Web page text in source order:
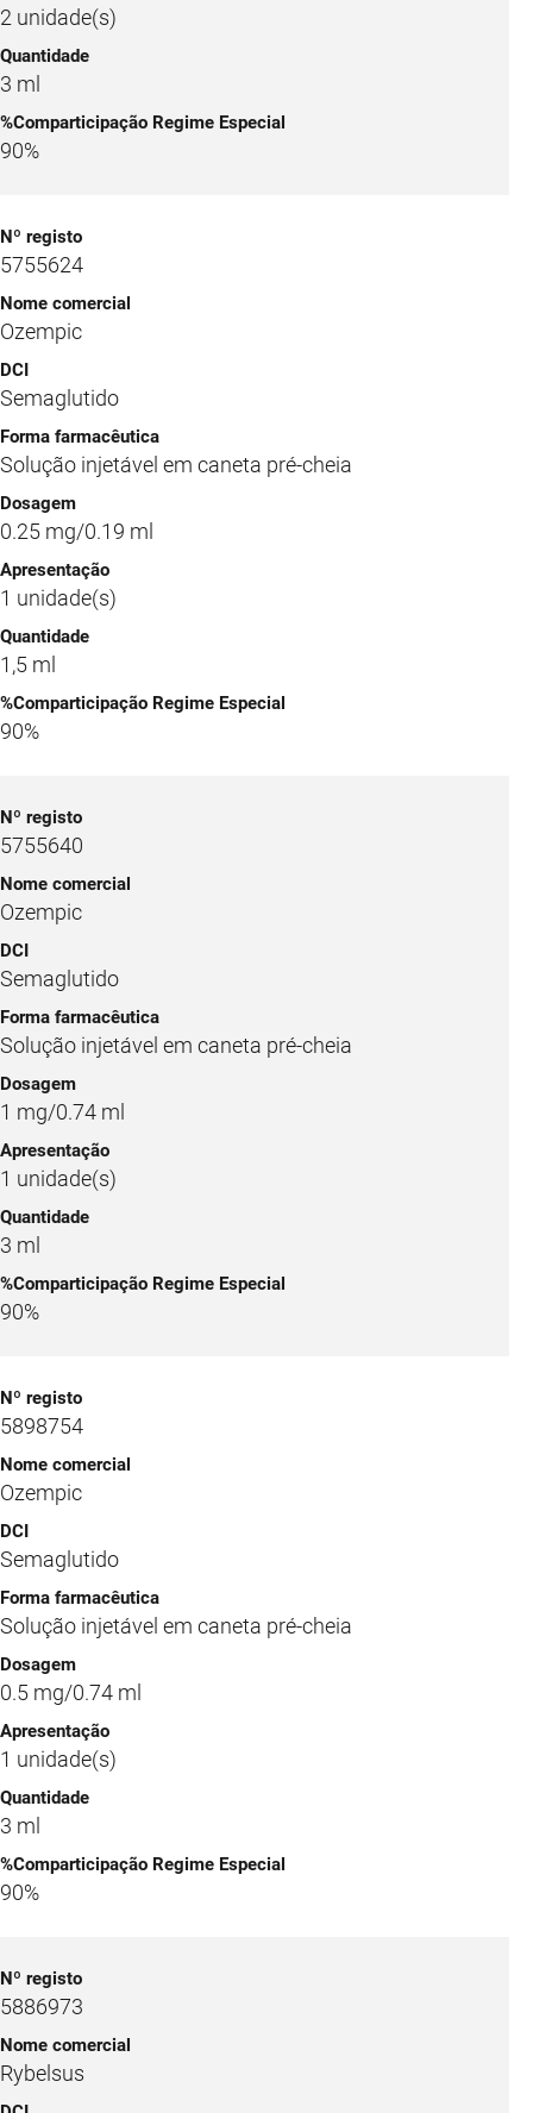
2 unidade(s)
3 ml
90%
5755624
Ozempic
Semaglutido
Solução injetável em caneta pré-cheia
0.25 mg/0.19 ml
1 unidade(s)
1,5 ml
90%
5755640
Ozempic
Semaglutido
Solução injetável em caneta pré-cheia
1 mg/0.74 ml
1 unidade(s)
3 ml
90%
5898754
Ozempic
Semaglutido
Solução injetável em caneta pré-cheia
0.5 mg/0.74 ml
1 unidade(s)
3 ml
90%
5886973
Rybelsus